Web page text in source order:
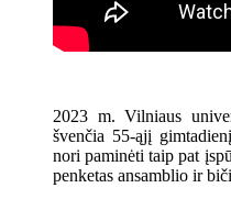
2023 m. Vilniaus
švenčia 55-ąjį
nori paminėti taip pat
penketas ansamblio ir